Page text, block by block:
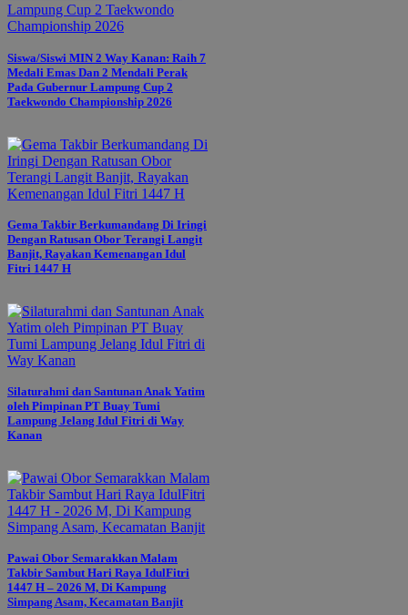
Siswa/Siswi MIN 2 Way Kanan: Raih 7
Medali Emas Dan 2 Mendali Perak
Pada Gubernur Lampung Cup 2
Taekwondo Championship 2026
Gema Takbir Berkumandang Di Iringi
Dengan Ratusan Obor Terangi Langit
Banjit, Rayakan Kemenangan Idul
Fitri 1447 H
Silaturahmi dan Santunan Anak Yatim
oleh Pimpinan PT Buay Tumi
Lampung Jelang Idul Fitri di Way
Kanan
Pawai Obor Semarakkan Malam
Takbir Sambut Hari Raya IdulFitri
1447 H – 2026 M, Di Kampung
Simpang Asam, Kecamatan Banjit